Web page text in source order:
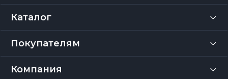
Каталог
Покупателям
Компания